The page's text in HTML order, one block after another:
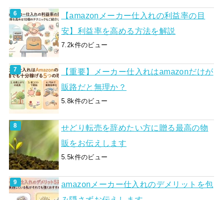
【amazonメーカー仕入れの利益率の目
安】利益率を高める方法を解説
7.2k件のビュー
【重要】メーカー仕入れはamazonだけが
販路だと無理か？
5.8k件のビュー
せどり転売を辞めたい方に贈る最高の物
販をお伝えします
5.5k件のビュー
amazonメーカー仕入れのデメリットを包